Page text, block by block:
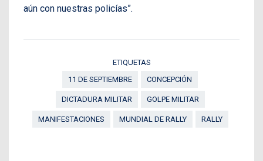
aún con nuestras policías”.
ETIQUETAS
11 DE SEPTIEMBRE
CONCEPCIÓN
DICTADURA MILITAR GOLPE MILITAR
MANIFESTACIONES MUNDIAL DE RALLY RALLY